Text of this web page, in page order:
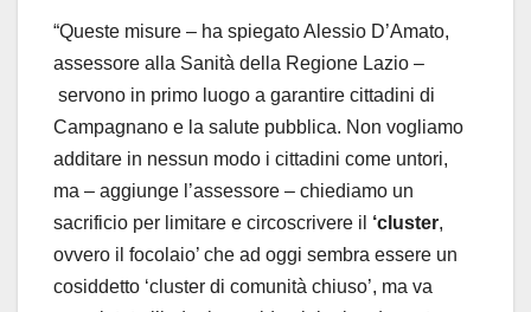
“Queste misure – ha spiegato Alessio D’Amato,
assessore alla Sanità della Regione Lazio –
servono in primo luogo a garantire cittadini di
Campagnano e la salute pubblica. Non vogliamo
additare in nessun modo i cittadini come untori,
ma – aggiunge l’assessore – chiediamo un
sacrificio per limitare e circoscrivere il ‘cluster,
ovvero il focolaio’ che ad oggi sembra essere un
cosiddetto ‘cluster di comunità chiuso’, ma va